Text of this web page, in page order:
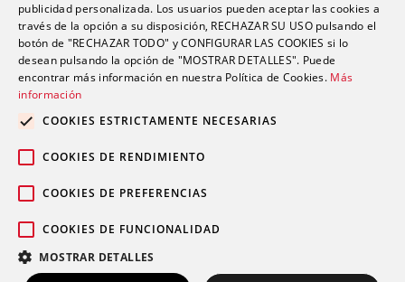
Fisioterapia
Contacto
© 2026 Grupo Ribera |
Política de cookies
publicidad personalizada. Los usuarios pueden aceptar las cookies a
través de la opción a su disposición, RECHAZAR SU USO pulsando el
botón de "RECHAZAR TODO" y CONFIGURAR LAS COOKIES si lo
desean pulsando la opción de "MOSTRAR DETALLES". Puede
encontrar más información en nuestra Política de Cookies. Más
información
COOKIES ESTRICTAMENTE NECESARIAS
COOKIES DE RENDIMIENTO
COOKIES DE PREFERENCIAS
COOKIES DE FUNCIONALIDAD
MOSTRAR DETALLES